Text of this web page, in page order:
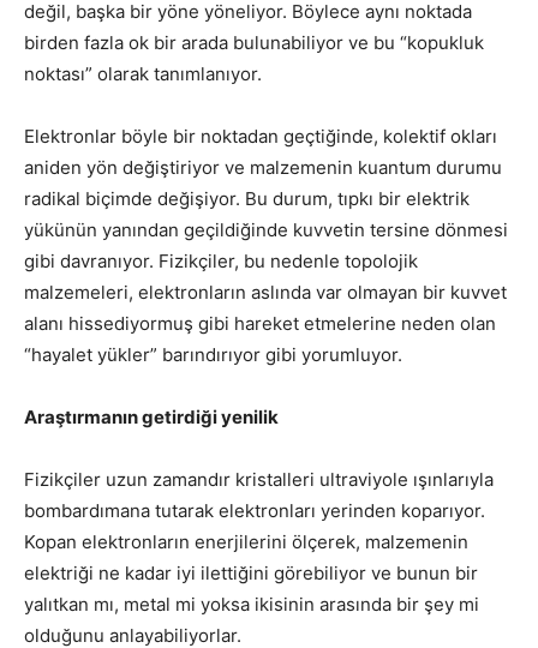
değil, başka bir yöne yöneliyor. Böylece aynı noktada
birden fazla ok bir arada bulunabiliyor ve bu “kopukluk
noktası” olarak tanımlanıyor.
Elektronlar böyle bir noktadan geçtiğinde, kolektif okları
aniden yön değiştiriyor ve malzemenin kuantum durumu
radikal biçimde değişiyor. Bu durum, tıpkı bir elektrik
yükünün yanından geçildiğinde kuvvetin tersine dönmesi
gibi davranıyor. Fizikçiler, bu nedenle topolojik
malzemeleri, elektronların aslında var olmayan bir kuvvet
alanı hissediyormuş gibi hareket etmelerine neden olan
“hayalet yükler” barındırıyor gibi yorumluyor.
Araştırmanın getirdiği yenilik
Fizikçiler uzun zamandır kristalleri ultraviyole ışınlarıyla
bombardımana tutarak elektronları yerinden koparıyor.
Kopan elektronların enerjilerini ölçerek, malzemenin
elektriği ne kadar iyi ilettiğini görebiliyor ve bunun bir
yalıtkan mı, metal mi yoksa ikisinin arasında bir şey mi
olduğunu anlayabiliyorlar.